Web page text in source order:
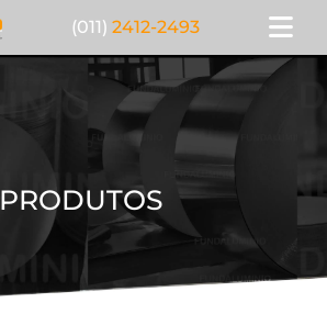
(011) 2412-2493
PRODUTOS